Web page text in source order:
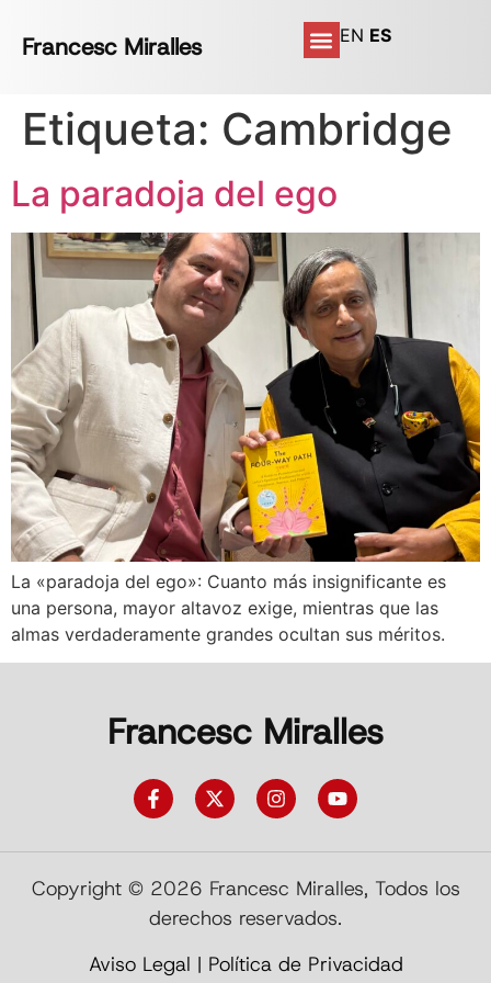
Francesc Miralles EN ES
Etiqueta: Cambridge
La paradoja del ego
La «paradoja del ego»: Cuanto más insignificante es
una persona, mayor altavoz exige, mientras que las
almas verdaderamente grandes ocultan sus méritos.
Francesc Miralles
Copyright © 2026 Francesc Miralles, Todos los
derechos reservados.
Aviso Legal | Política de Privacidad